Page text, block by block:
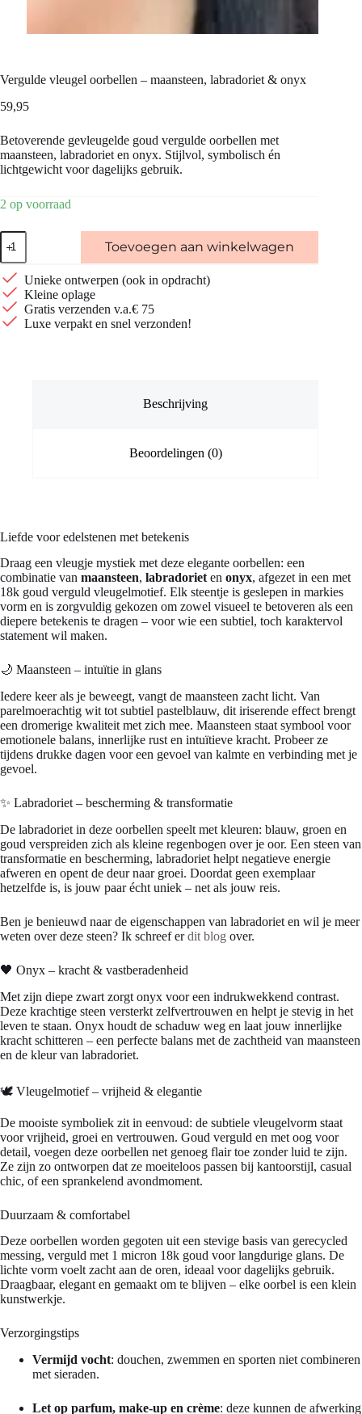
Vergulde vleugel oorbellen – maansteen, labradoriet & onyx
59,95
Betoverende gevleugelde goud vergulde oorbellen met
maansteen, labradoriet en onyx. Stijlvol, symbolisch én
lichtgewicht voor dagelijks gebruik.
2 op voorraad
Vergulde
vleugel
oorbellen
-
maansteen,
labradoriet
&
onyx
Toevoegen aan winkelwagen
Unieke ontwerpen (ook in opdracht)
Kleine oplage
Gratis verzenden v.a.€ 75
Luxe verpakt en snel verzonden!
Beschrijving
Beoordelingen (0)
Liefde voor edelstenen met betekenis
Draag een vleugje mystiek met deze elegante oorbellen: een
combinatie van maansteen, labradorieten onyx, afgezet in een met
18k goud verguld vleugelmotief. Elk steentje is geslepen in markies
vorm en is zorgvuldig gekozen om zowel visueel te betoveren als een
diepere betekenis te dragen – voor wie een subtiel, toch karaktervol
statement wil maken.
🌙 Maansteen – intuïtie in glans
Iedere keer als je beweegt, vangt de maansteen zacht licht. Van
parelmoerachtig wit tot subtiel pastelblauw, dit iriserende effect brengt
een dromerige kwaliteit met zich mee. Maansteen staat symbool voor
emotionele balans, innerlijke rust en intuïtieve kracht. Probeer ze
tijdens drukke dagen voor een gevoel van kalmte en verbinding met je
gevoel.
✨ Labradoriet – bescherming & transformatie
De labradoriet in deze oorbellen speelt met kleuren: blauw, groen en
goud verspreiden zich als kleine regenbogen over je oor. Een steen van
transformatie en bescherming, labradoriet helpt negatieve energie
afweren en opent de deur naar groei. Doordat geen exemplaar
hetzelfde is, is jouw paar écht uniek – net als jouw reis.
Ben je benieuwd naar de eigenschappen van labradoriet en wil je meer
weten over deze steen? Ik schreef erdit blog over.
🖤 Onyx – kracht & vastberadenheid
Met zijn diepe zwart zorgt onyx voor een indrukwekkend contrast.
Deze krachtige steen versterkt zelfvertrouwen en helpt je stevig in het
leven te staan. Onyx houdt de schaduw weg en laat jouw innerlijke
kracht schitteren – een perfecte balans met de zachtheid van maansteen
en de kleur van labradoriet.
🕊️ Vleugelmotief – vrijheid & elegantie
De mooiste symboliek zit in eenvoud: de subtiele vleugelvorm staat
voor vrijheid, groei en vertrouwen. Goud verguld en met oog voor
detail, voegen deze oorbellen net genoeg flair toe zonder luid te zijn.
Ze zijn zo ontworpen dat ze moeiteloos passen bij kantoorstijl, casual
chic, of een sprankelend avondmoment.
Duurzaam & comfortabel
Deze oorbellen worden gegoten uit een stevige basis van gerecycled
messing, verguld met 1 micron 18k goud voor langdurige glans. De
lichte vorm voelt zacht aan de oren, ideaal voor dagelijks gebruik.
Draagbaar, elegant en gemaakt om te blijven – elke oorbel is een klein
kunstwerkje.
Verzorgingstips
Vermijd vocht: douchen, zwemmen en sporten niet combineren
met sieraden.
Let op parfum, make-up en crème: deze kunnen de afwerking